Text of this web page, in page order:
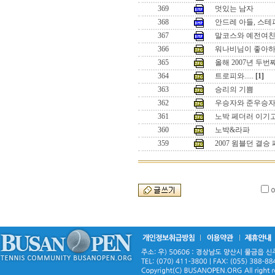
369
멋있는 남자
368
안드레 아들, 스테
367
말코스와 예전여친
366
워나비님이 좋아
365
올해 2007년 두번
364
트로피와..... [1]
363
승리의 기쁨
362
우승자와 준우승자
361
노박 페더러 이기
360
노박&라파
359
2007 윔블던 결승